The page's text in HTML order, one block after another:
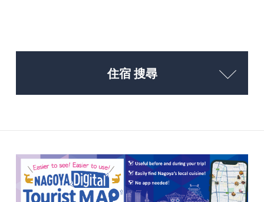
住宿 搜尋